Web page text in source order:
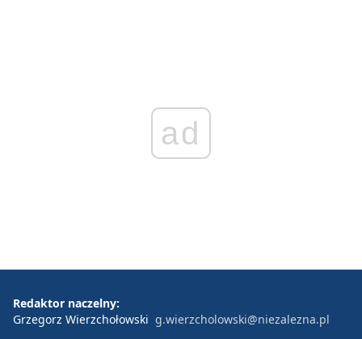
ad
Redaktor naczelny:
Grzegorz Wierzchołowski g.wierzcholowski@niezalezna.pl